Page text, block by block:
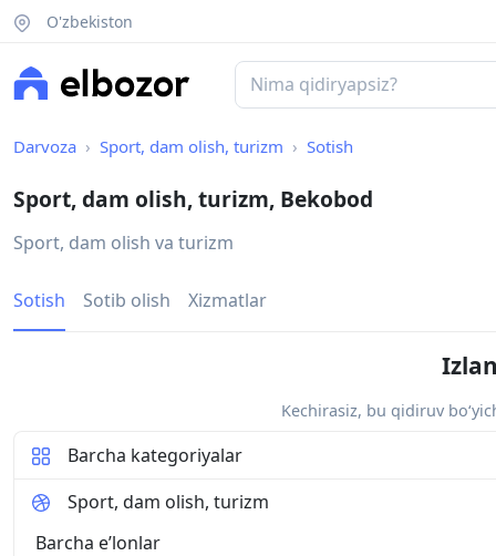
O'zbekiston
Darvoza Sport, dam olish, turizm Sotish
Sport, dam olish, turizm, Bekobod
Sport, dam olish va turizm
Sotish Sotib olish Xizmatlar
Kechirasiz, bu qidiruv
Barcha kategoriyalar
Sport, dam olish, turizm
Barcha eʼlonlar